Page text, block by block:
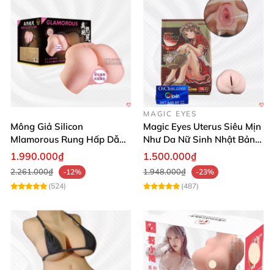
Mông Giả Silicon
Mlamorous Rung Hấp Dẫn
Tăng Khoái Cảm Mạnh
1.990.000₫
2.261.000₫
-12%
(524)
MAGIC EYES
Magic Eyes Uterus Siêu Mịn
Như Da Nữ Sinh Nhật Bản
Mềm Mại
1.500.000₫
1.948.000₫
-23%
(487)